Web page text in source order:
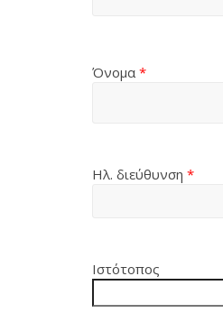
Όνομα *
Ηλ. διεύθυνση *
Ιστότοπος